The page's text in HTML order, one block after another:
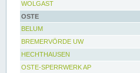
WOLGAST
OSTE
BELUM
BREMERVÖRDE UW
HECHTHAUSEN
OSTE-SPERRWERK AP